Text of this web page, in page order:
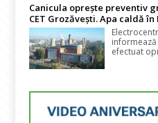
Canicula oprește preventiv
CET Grozăvești. Apa caldă
informează
efectuat